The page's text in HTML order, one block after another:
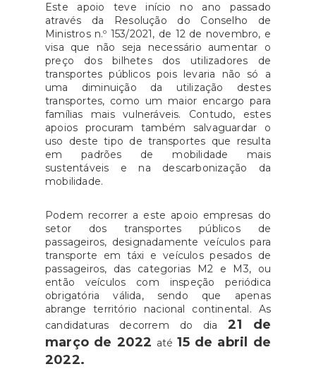
Este apoio teve início no ano passado
através da Resolução do Conselho de
Ministros n.º 153/2021, de 12 de novembro, e
visa que não seja necessário aumentar o
preço dos bilhetes dos utilizadores de
transportes públicos pois levaria não só a
uma diminuição da utilização destes
transportes, como um maior encargo para
famílias mais vulneráveis. Contudo, estes
apoios procuram também salvaguardar o
uso deste tipo de transportes que resulta
em padrões de mobilidade mais
sustentáveis e na descarbonização da
mobilidade.
Podem recorrer a este apoio empresas do
setor dos transportes públicos de
passageiros, designadamente veículos para
transporte em táxi e veículos pesados de
passageiros, das categorias M2 e M3, ou
então veículos com inspeção periódica
obrigatória válida, sendo que apenas
abrange território nacional continental. As
candidaturas decorrem do dia21 de
março de 2022 até15 de abril de
2022.